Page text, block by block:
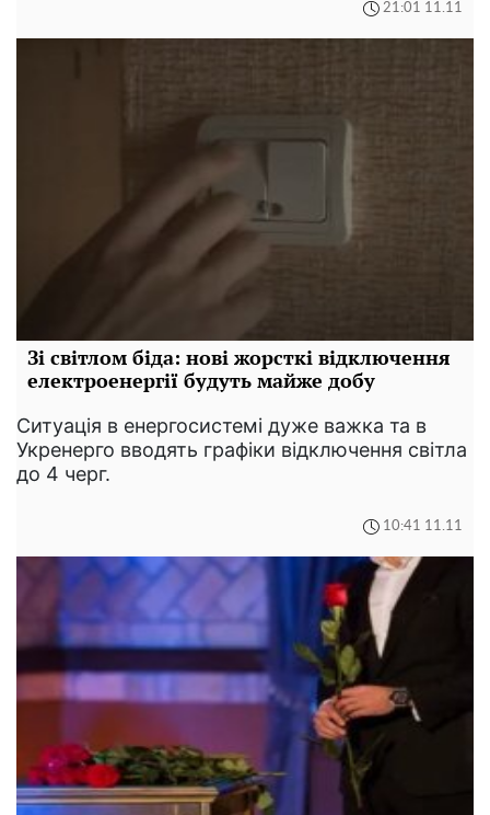
21:01 11.11
Зі світлом біда: нові жорсткі відключення
електроенергії будуть майже добу
Ситуація в енергосистемі дуже важка та в
Укренерго вводять графіки відключення світла
до 4 черг.
10:41 11.11